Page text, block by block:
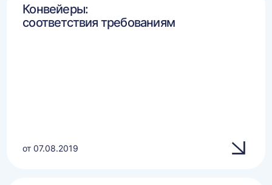
Конвейеры:
соответствия требованиям
от 07.08.2019